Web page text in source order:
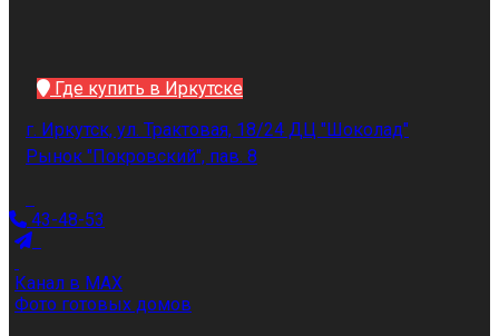
Где купить в Иркутске
г. Иркутск, ул. Трактовая, 18/24 ДЦ "Шоколад"
Рынок "Покровский", пав. 8
43-48-53
Канал в MAX
Фото готовых домов